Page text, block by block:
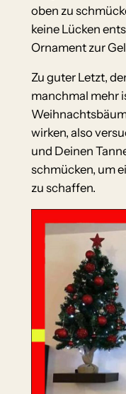
oben zu
keine Lücken
Ornament zur
Zu guter Letzt,
manchmal mehr
wirken, also
und Deinen
schmücken, um
zu schaffen.